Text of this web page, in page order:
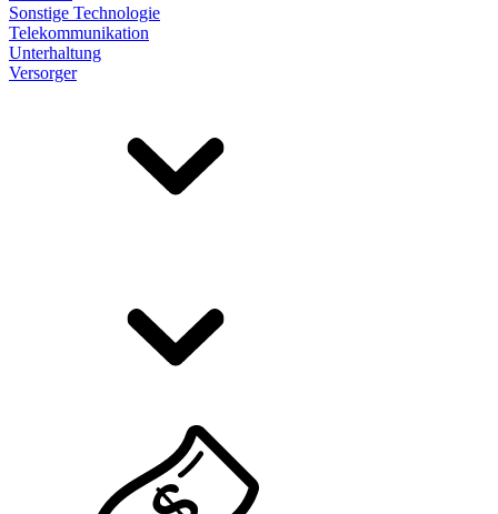
Sonstige Technologie
Telekommunikation
Unterhaltung
Versorger